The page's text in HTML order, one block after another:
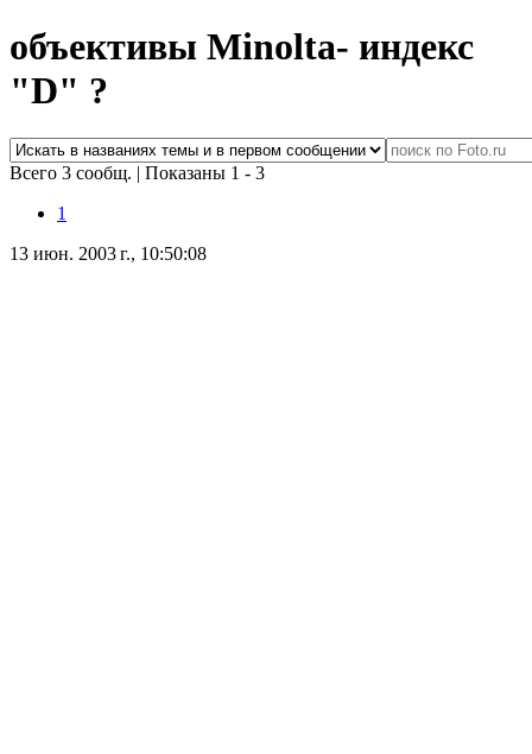
объективы Minolta- индекс
"D" ?
Всего 3 сообщ. | Показаны 1 - 3
1
13 июн. 2003 г., 10:50:08